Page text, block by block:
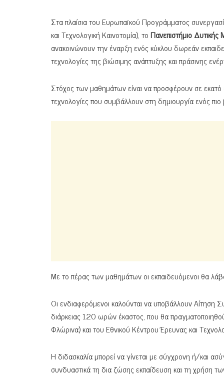
Στα πλαίσια του Ευρωπαϊκού Προγράμματος
και Τεχνολογική Καινοτομία), το Πανεπιστήμιο Δυτικής
ανακοινώνουν την έναρξη ενός κύκλου δωρεάν
τεχνολογίες της βιώσιμης ανάπτυξης και πράσινης
Στόχος των μαθημάτων είναι να προσφέρουν σε εκατό
τεχνολογίες που συμβάλλουν στη δημιουργία ενός
Με το πέρας των μαθημάτων οι εκπαιδευόμενοι θα
Οι ενδιαφερόμενοι καλούνται να υποβάλλουν
διάρκειας 120 ωρών έκαστος, που θα
Φλώρινα) και του Εθνικού Κέντρου Έρευνας και
Η διδασκαλία μπορεί να γίνεται με σύγχρονη ή/και
συνδυαστικά τη δια ζώσης εκπαίδευση και τη χρήση